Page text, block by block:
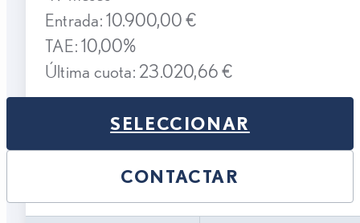
Entrada: 10.900,00 €
TAE: 10,00%
Última cuota: 23.020,66 €
SELECCIONAR
CONTACTAR